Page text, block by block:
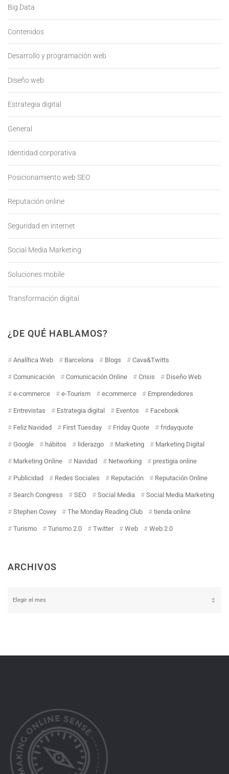
Big Data
Contenidos
Desarrollo y programación web
Diseño web
Estrategia digital
General
Identidad corporativa
Posicionamiento web SEO
Reputación online
Seguridad en internet
Social Media Marketing
Soluciones mobile
Transformación digital
¿DE QUÉ HABLAMOS?
Analítica Web Barcelona Blogs Cava&Twitts
Comunicación Comunicación Online Crisis Diseño Web
e-commerce e-Tourism ecommerce Emprendedores
Entrevistas Estrategia digital Eventos Facebook
Feliz Navidad First Tuesday Friday Quote fridayquote
Google hábitos liderazgo Marketing Marketing Digital
Marketing Online Navidad Networking prestigia online
Publicidad Redes Sociales Reputación Reputación Online
Search Congress SEO Social Media Social Media Marketing
Stephen Covey The Monday Reading Club tienda online
Turismo Turismo 2.0 Twitter Web Web 2.0
ARCHIVOS